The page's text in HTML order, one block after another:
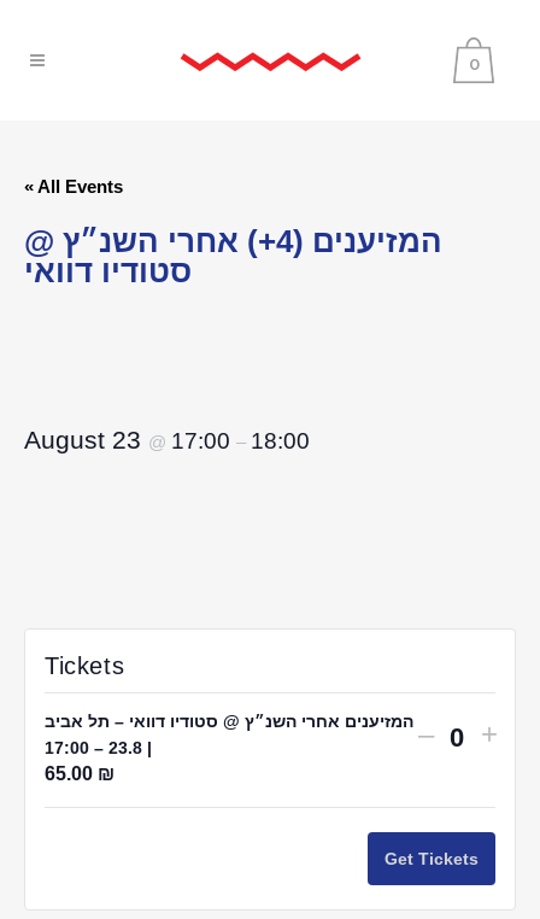
0
« All Events
המזיענים (4+) אחרי השנ״ץ @
סטודיו דוואי
August 23 @ 17:00 – 18:00
Tickets
המזיענים אחרי השנ״ץ @ סטודיו דוואי – תל אביב
| 23.8 – 17:00
65.00 ₪
Decrease
quantity
for
המזיענים
אחרי
–
for
אחרי
+
Get Tickets